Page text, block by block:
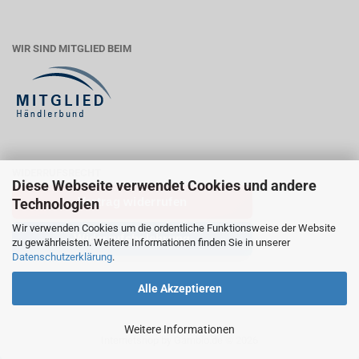
Diese Webseite verwendet Cookies und andere
Technologien
Wir verwenden Cookies um die ordentliche Funktionsweise der Website
zu gewährleisten. Weitere Informationen finden Sie in unserer
Datenschutzerklärung.
Alle Akzeptieren
Weitere Informationen
WIR SIND MITGLIED BEIM
Vertrag widerrufen
Widerrufsbelehrung